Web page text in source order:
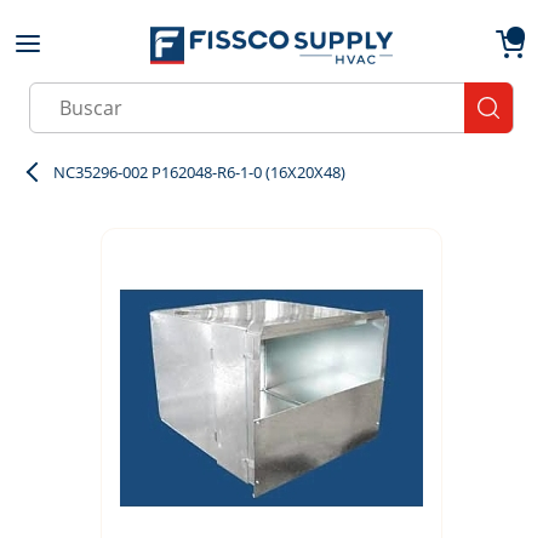
Skip to main content
Site Search
NC35296-002 P162048-R6-1-0 (16X20X48)